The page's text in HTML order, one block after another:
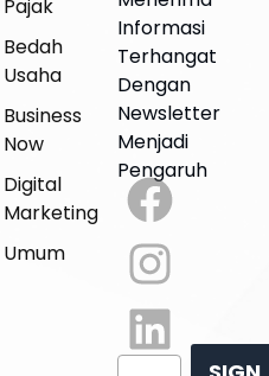
Pajak
Bedah
Usaha
Business
Now
Digital
Marketing
Umum
Informasi
Terhangat
Dengan
Newsletter
Menjadi
Pengaruh